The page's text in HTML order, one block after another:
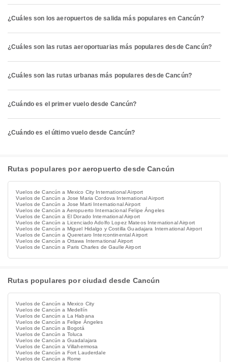
¿Cuáles son los aeropuertos de salida más populares en Cancún?
¿Cuáles son las rutas aeroportuarias más populares desde Cancún?
¿Cuáles son las rutas urbanas más populares desde Cancún?
¿Cuándo es el primer vuelo desde Cancún?
¿Cuándo es el último vuelo desde Cancún?
Rutas populares por aeropuerto desde Cancún
Vuelos de Cancún a Mexico City International Airport
Vuelos de Cancún a Jose Maria Cordova International Airport
Vuelos de Cancún a Jose Marti International Airport
Vuelos de Cancún a Aeropuerto Internacional Felipe Ángeles
Vuelos de Cancún a El Dorado International Airport
Vuelos de Cancún a Licenciado Adolfo Lopez Mateos International Airport
Vuelos de Cancún a Miguel Hidalgo y Costilla Guadajara International Airport
Vuelos de Cancún a Queretaro Intercontinental Airport
Vuelos de Cancún a Ottawa International Airport
Vuelos de Cancún a Paris Charles de Gaulle Airport
Rutas populares por ciudad desde Cancún
Vuelos de Cancún a Mexico City
Vuelos de Cancún a Medellín
Vuelos de Cancún a La Habana
Vuelos de Cancún a Felipe Ángeles
Vuelos de Cancún a Bogotá
Vuelos de Cancún a Toluca
Vuelos de Cancún a Guadalajara
Vuelos de Cancún a Villahermosa
Vuelos de Cancún a Fort Lauderdale
Vuelos de Cancún a Rome